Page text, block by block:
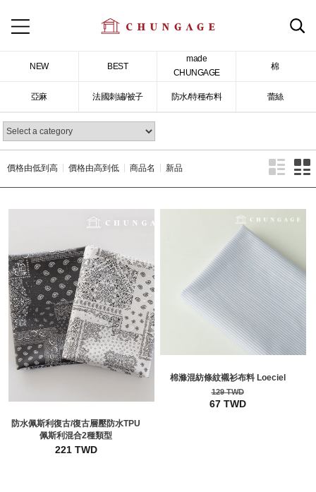
NEW BEST
made
CHUNGAGE
棉
亞麻 法國刺繡/被子 防水/特種布料 蕾絲
價格由低到高 價格由高到低 商品名 新品
防水佩斯利復古/復古層壓防水TPU
佩斯利混合2種類型
221 TWD
棉滌混紡條紋襯衫布料 Loeciel
129 TWD
67 TWD